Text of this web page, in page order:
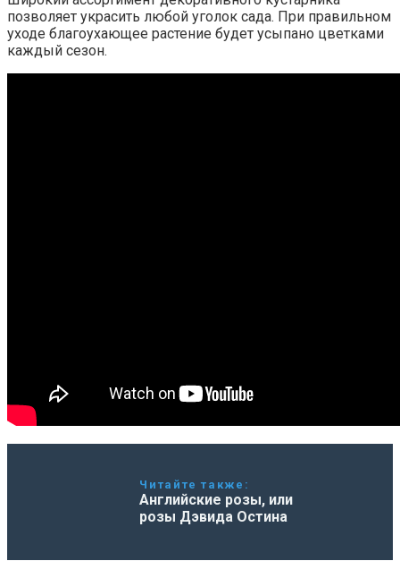
позволяет украсить любой уголок сада. При правильном
уходе благоухающее растение будет усыпано цветками
каждый сезон.
Читайте также:
Английские розы, или
розы Дэвида Остина